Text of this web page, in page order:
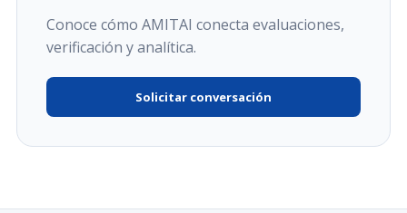
Conoce cómo AMITAI conecta evaluaciones,
verificación y analítica.
Solicitar conversación